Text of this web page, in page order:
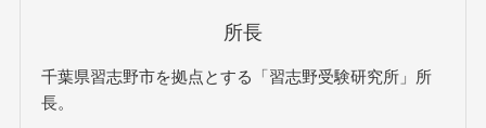
所長
千葉県習志野市を拠点とする「習志野受験研究所」所
長。